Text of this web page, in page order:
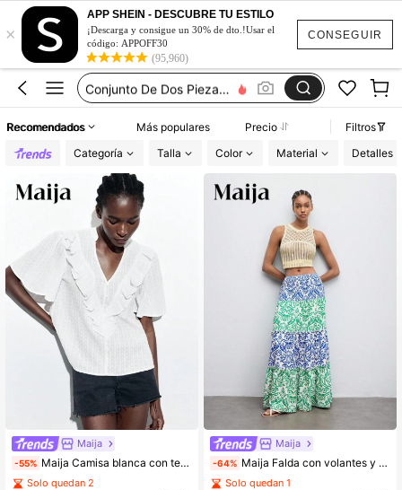
CONSEGUIR
×
APP SHEIN - DESCUBRE TU ESTILO
¡Descarga y consigue un 30% de dto.!Usar el
código: APPOFF30
(95,960)
Vestidos Elegantes De Mujer
Blusas Bonitas De Mujer
Vestidos De Mujer Casual
Vestidos Elegantes De Mujer
Recomendados Más populares Precio
Filtros
Categoría
Talla Color Material Detalles
Maija
-55% Maija Camisa blanca con textura de unicolor y ribete de volantes para mujer para vacaciones y uso informal, verano
Solo quedan 2
Maija
-64% Maija Falda con volantes y estampado floral de varios niveles, adecuada para el verano
Solo quedan 1